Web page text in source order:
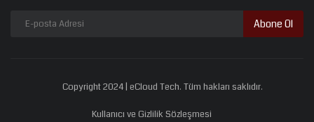
Abone Ol
Copyright 2024 | eCloud Tech. Tüm hakları saklıdır.
Kullanıcı ve Gizlilik Sözleşmesi